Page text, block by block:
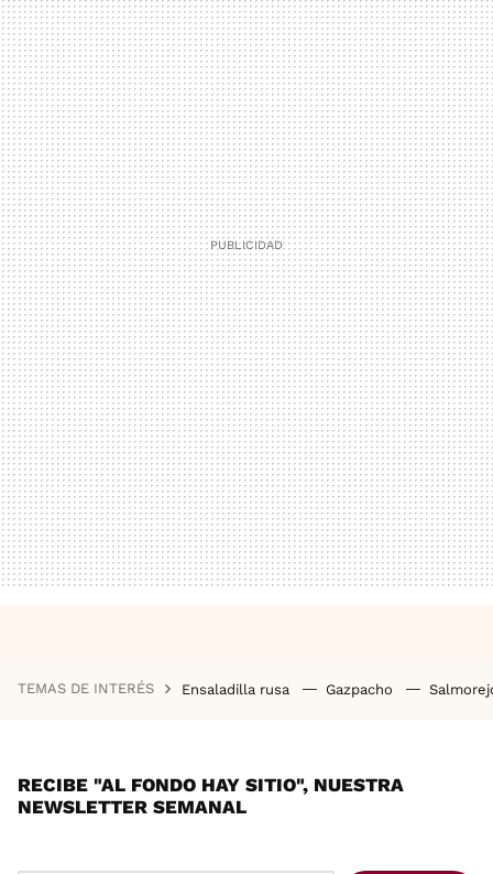
TEMAS DE INTERÉS Ensaladilla rusa Gazpacho
RECIBE "AL FONDO HAY SITIO", NUESTRA
NEWSLETTER SEMANAL